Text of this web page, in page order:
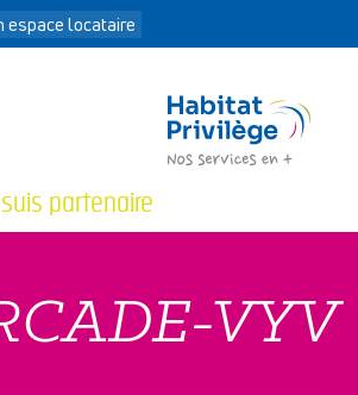
espace locataire
suis partenaire
VYV